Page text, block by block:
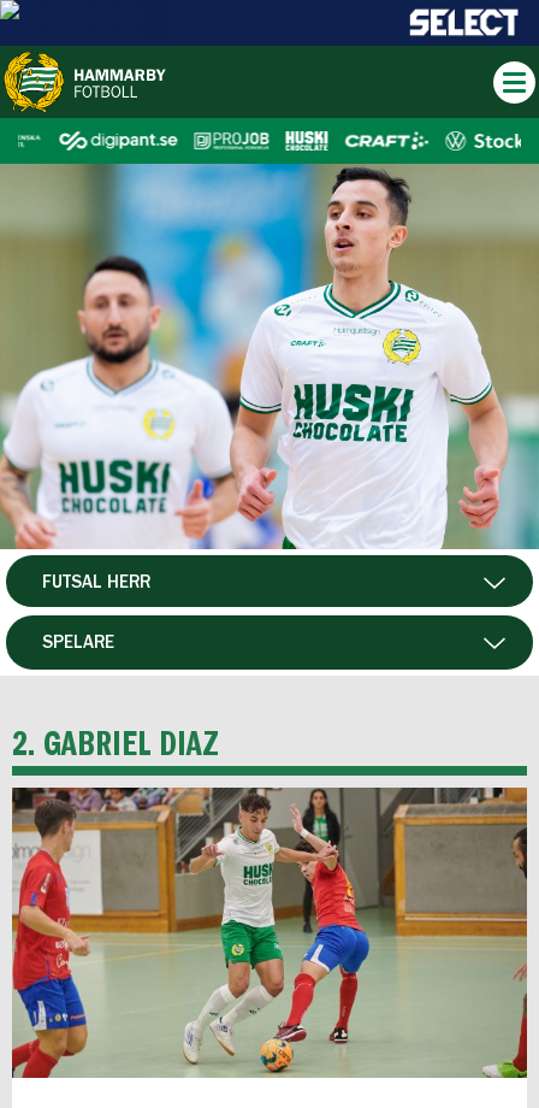
HERR
HTFF
P19
F19
FUTSAL HERR
FUTSAL DAM
SPELARE
2. GABRIEL DIAZ